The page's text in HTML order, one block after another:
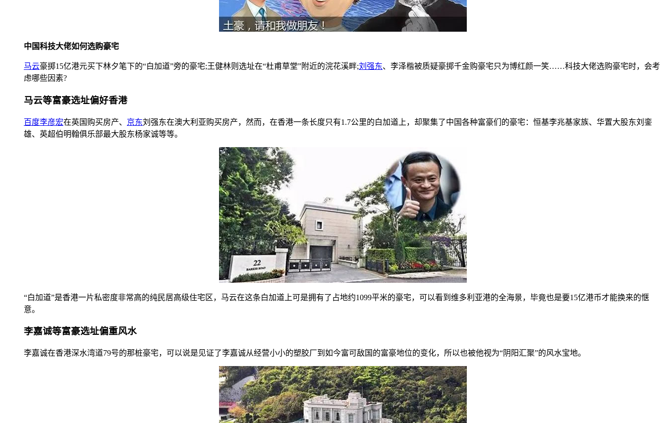
中国科技大佬如何选购豪宅
马云豪掷15亿港元买下林夕笔下的“白加道”旁的豪宅;王健林则选址在“杜甫草堂”附近的浣花溪畔;刘强东、李泽楷被质疑豪掷千金购豪宅只为博红颜一笑……科技大佬选购豪宅时，会考
虑哪些因素?
马云等富豪选址偏好香港
百度李彦宏在英国购买房产、 京东刘强东在澳大利亚购买房产，然而，在香港一条长度只有1.7公里的白加道上，却聚集了中国各种富豪们的豪宅：恒基李兆基家族、华置大股东刘銮
雄、英超伯明翰俱乐部最大股东杨家诚等等。
“白加道”是香港一片私密度非常高的纯民居高级住宅区，马云在这条白加道上可是拥有了占地约1099平米的豪宅，可以看到维多利亚港的全海景，毕竟也是要15亿港币才能换来的惬
意。
李嘉诚等富豪选址偏重风水
李嘉诚在香港深水湾道79号的那桩豪宅，可以说是见证了李嘉诚从经营小小的塑胶厂到如今富可敌国的富豪地位的变化，所以也被他视为“阴阳汇聚”的风水宝地。